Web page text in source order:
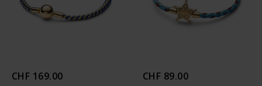
CHF 169.00 CHF 89.00